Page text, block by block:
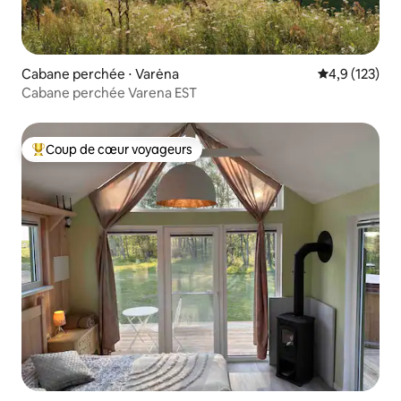
Cabane perchée ⋅ Varėna Évaluation
4,9 (123)
Cabane perchée Varena EST
Coups de cœur voyageurs les plus appréciés
Coup de cœur voyageurs